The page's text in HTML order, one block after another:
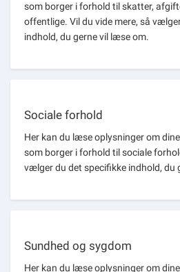
som borger i forhold til skatter,
offentlige. Vil du vide mere, så
indhold, du gerne vil læse om.
Sociale forhold
Her kan du læse oplysninger om
som borger i forhold til sociale
vælger du det specifikke indhold, du
Sundhed og sygdom
Her kan du læse oplysninger om